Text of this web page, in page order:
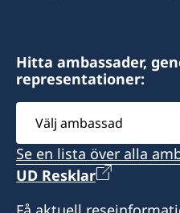
Distrikt: Massachusetts,
Hampshire, Rhode
Besök enligt
tidsbokning.
Philadelphia, PA 19103
Ring eller skicka e-
Distrikt: Pennsylvania
Hitta ambassader,
representationer:
Välj
ambassad
Se en lista över alla
UD Resklar